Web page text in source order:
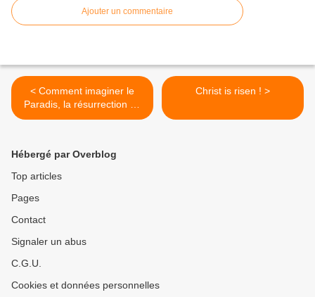
Ajouter un commentaire
< Comment imaginer le
Paradis, la résurrection de
la chair et la vie éternelle
Christ is risen ! >
Hébergé par Overblog
Top articles
Pages
Contact
Signaler un abus
C.G.U.
Cookies et données personnelles